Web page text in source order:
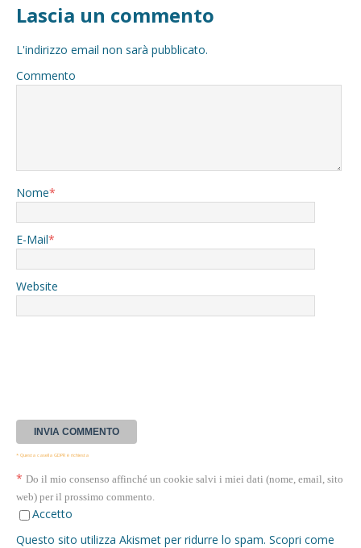
Lascia un commento
L'indirizzo email non sarà pubblicato.
Commento
Nome*
E-Mail*
Website
* Questa casella GDPR è richiesta
* Do il mio consenso affinché un cookie salvi i miei dati (nome, email, sito
web) per il prossimo commento.
Accetto
Questo sito utilizza Akismet per ridurre lo spam. Scopri come